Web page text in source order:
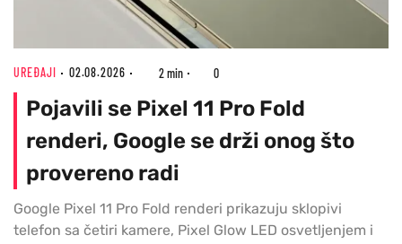
UREĐAJI 02.08.2026 2 min 0
Pojavili se Pixel 11 Pro Fold
renderi, Google se drži onog što
provereno radi
Google Pixel 11 Pro Fold renderi prikazuju sklopivi
telefon sa četiri kamere, Pixel Glow LED osvetljenjem i